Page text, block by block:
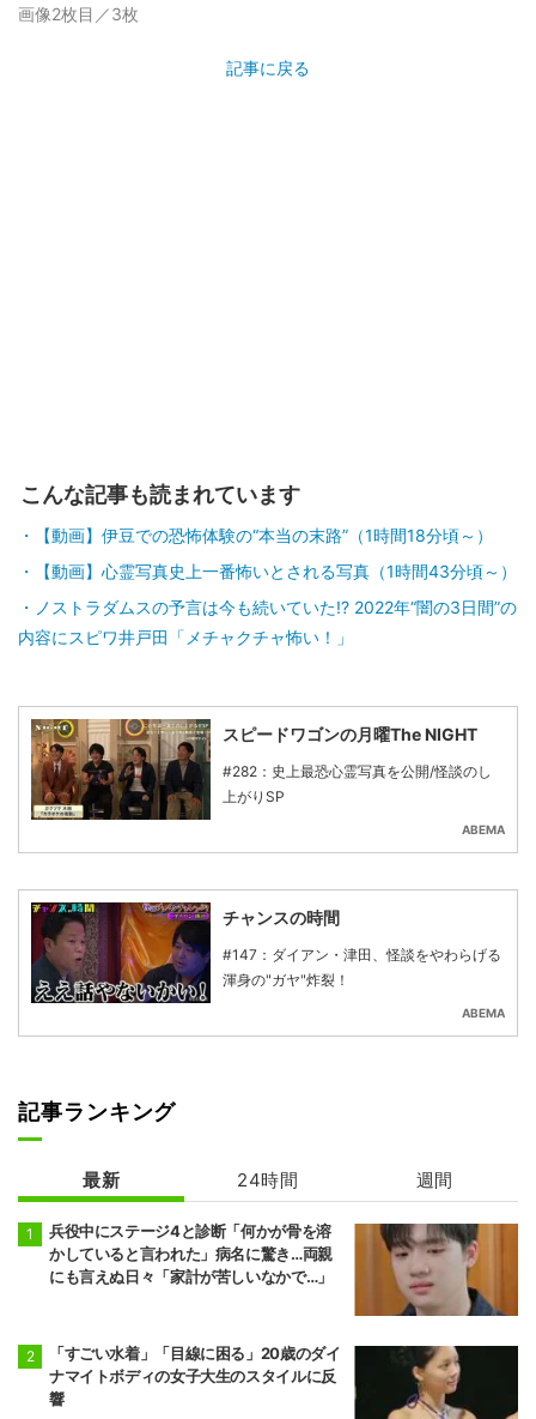
画像2枚目／3枚
記事に戻る
こんな記事も読まれています
【動画】伊豆での恐怖体験の“本当の末路”（1時間18分頃～）
【動画】心霊写真史上一番怖いとされる写真（1時間43分頃～）
ノストラダムスの予言は今も続いていた!? 2022年“闇の3日間”の
内容にスピワ井戸田「メチャクチャ怖い！」
スピードワゴンの月曜The NIGHT
#282：史上最恐心霊写真を公開/怪談のし
上がりSP
ABEMA
チャンスの時間
#147：ダイアン・津田、怪談をやわらげる
渾身の"ガヤ"炸裂！
ABEMA
記事ランキング
最新 24時間 週間
兵役中にステージ4と診断「何かが骨を溶
かしていると言われた」病名に驚き…両親
にも言えぬ日々「家計が苦しいなかで…」
「すごい水着」「目線に困る」20歳のダイ
ナマイトボディの女子大生のスタイルに反
響